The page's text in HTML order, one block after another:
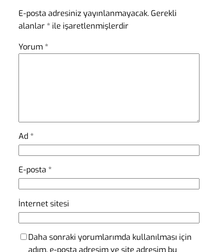
E-posta adresiniz yayınlanmayacak. Gerekli
alanlar * ile işaretlenmişlerdir
Yorum *
Ad *
E-posta *
İnternet sitesi
Daha sonraki yorumlarımda kullanılması için
adım, e-posta adresim ve site adresim bu